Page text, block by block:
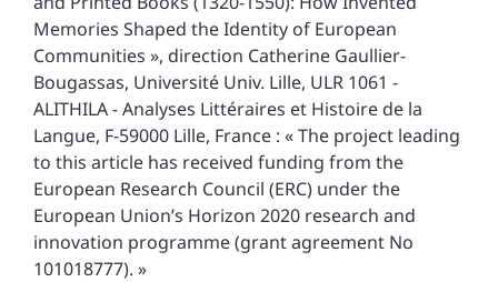
Memories Shaped the Identity of European
Communities », direction Catherine Gaullier-
Bougassas, Université Univ. Lille, ULR 1061 -
ALITHILA - Analyses Littéraires et Histoire de la
Langue, F-59000 Lille, France : « The project leading
to this article has received funding from the
European Research Council (ERC) under the
European Union’s Horizon 2020 research and
innovation programme (grant agreement No
101018777). »